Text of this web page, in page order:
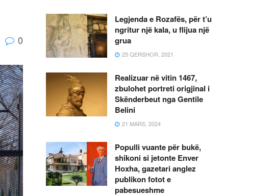
0
Legjenda e Rozafës, për t’u
ngritur një kala, u flijua një
grua
25 QERSHOR, 2021
Realizuar në vitin 1467,
zbulohet portreti origjinal i
Skënderbeut nga Gentile
Belini
21 MARS, 2024
Populli vuante për bukë,
shikoni si jetonte Enver
Hoxha, gazetari anglez
publikon fotot e
pabesueshme